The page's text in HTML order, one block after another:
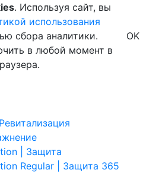
. Используя сайт, вы
использования
сбора аналитики.
в любой момент в
OK
| Защита
Regular | Защита 365